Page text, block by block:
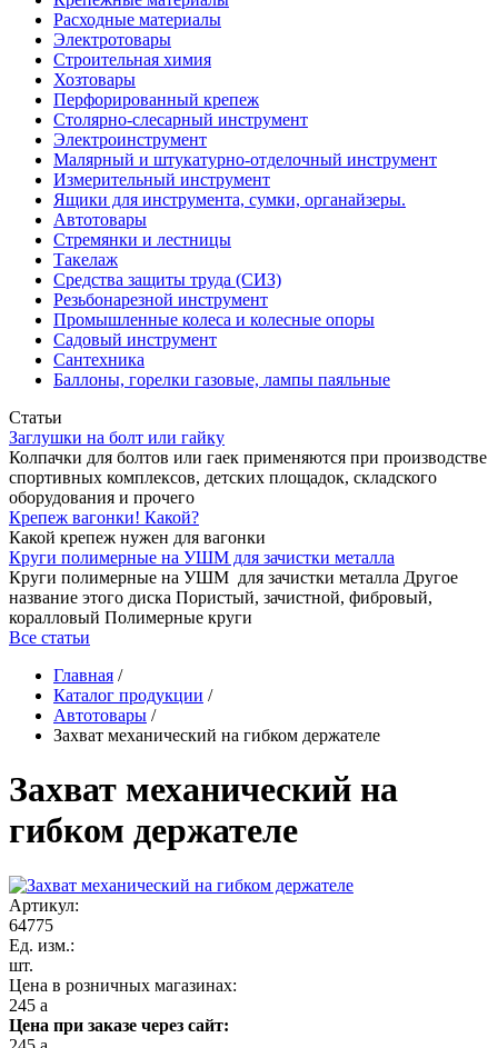
Расходные материалы
Электротовары
Строительная химия
Хозтовары
Перфорированный крепеж
Столярно-слесарный инструмент
Электроинструмент
Малярный и штукатурно-отделочный инструмент
Измерительный инструмент
Ящики для инструмента, сумки, органайзеры.
Автотовары
Стремянки и лестницы
Такелаж
Средства защиты труда (СИЗ)
Резьбонарезной инструмент
Промышленные колеса и колесные опоры
Садовый инструмент
Сантехника
Баллоны, горелки газовые, лампы паяльные
Статьи
Заглушки на болт или гайку
Колпачки для болтов или гаек применяются при производстве
спортивных комплексов, детских площадок, складского
оборудования и прочего
Крепеж вагонки! Какой?
Какой крепеж нужен для вагонки
Круги полимерные на УШМ для зачистки металла
Круги полимерные на УШМ для зачистки металла Другое
название этого диска Пористый, зачистной, фибровый,
коралловый Полимерные круги
Все статьи
Главная /
Каталог продукции /
Автотовары /
Захват механический на гибком держателе
Захват механический на
гибком держателе
Артикул:
64775
Ед. изм.:
шт.
Цена в розничных магазинах:
245 a
Цена при заказе через сайт: